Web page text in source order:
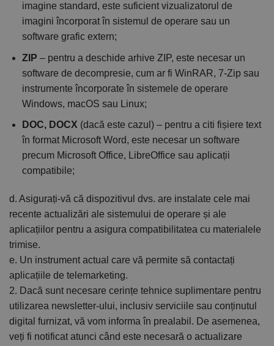
imagine standard, este suficient vizualizatorul de
imagini încorporat în sistemul de operare sau un
software grafic extern;
ZIP – pentru a deschide arhive ZIP, este necesar un
software de decompresie, cum ar fi WinRAR, 7-Zip sau
instrumente încorporate în sistemele de operare
Windows, macOS sau Linux;
DOC, DOCX(dacă este cazul) – pentru a citi fișiere text
în format Microsoft Word, este necesar un software
precum Microsoft Office, LibreOffice sau aplicații
compatibile;
d. Asigurați-vă că dispozitivul dvs. are instalate cele mai
recente actualizări ale sistemului de operare și ale
aplicațiilor pentru a asigura compatibilitatea cu materialele
trimise.
e. Un instrument actual care vă permite să contactați
aplicațiile de telemarketing.
2. Dacă sunt necesare cerințe tehnice suplimentare pentru
utilizarea newsletter-ului, inclusiv serviciile sau conținutul
digital furnizat, vă vom informa în prealabil. De asemenea,
veți fi notificat atunci când este necesară o actualizare